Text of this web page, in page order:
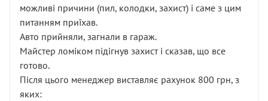
можливі причини (пил, колодки, захист) і саме з цим
питанням приїхав.
Авто прийняли, загнали в гараж.
Майстер ломіком підігнув захист і сказав, що все
готово.
Після цього менеджер виставляє рахунок 800 грн, з
яких: